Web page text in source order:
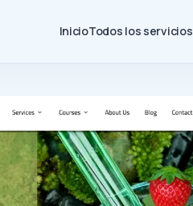
InicioTodos los servicios